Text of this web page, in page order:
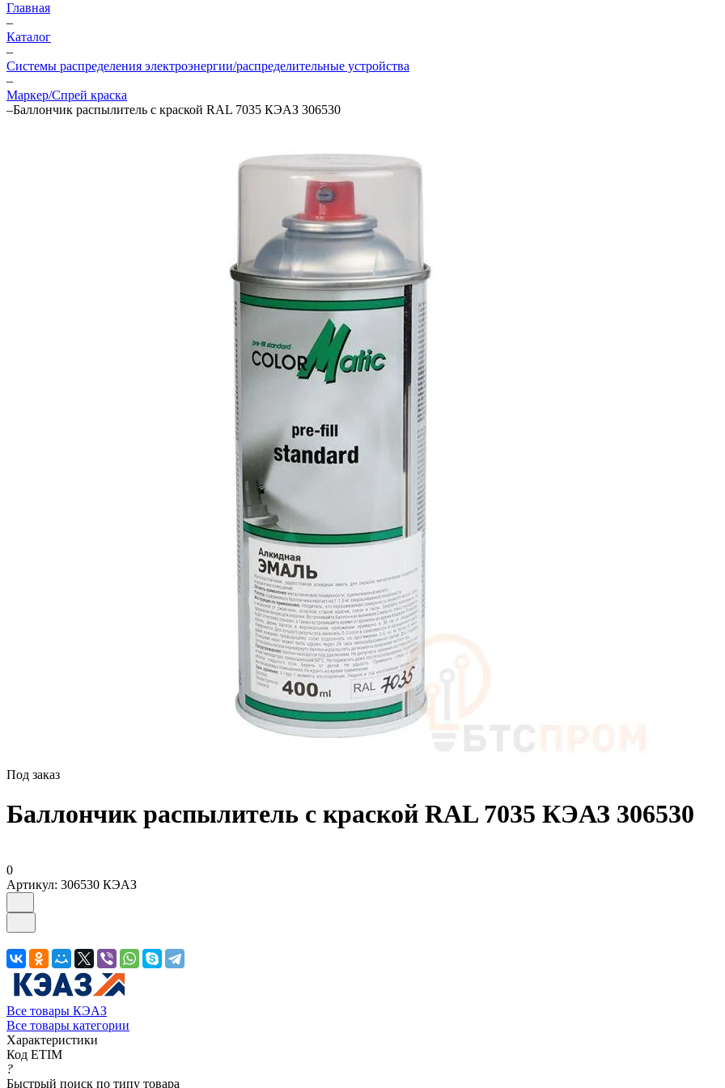
Главная
–
Каталог
–
Системы распределения электроэнергии/распределительные устройства
–
Маркер/Спрей краска
–Баллончик распылитель с краской RAL 7035 КЭАЗ 306530
Под заказ
Баллончик распылитель с краской RAL 7035 КЭАЗ 306530
0
Артикул: 306530 КЭАЗ
Все товары КЭАЗ
Все товары категории
Характеристики
Код ETIM
?
Быстрый поиск по типу товара